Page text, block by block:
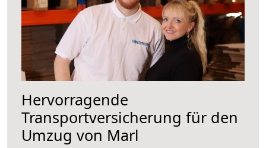
Hervorragende
Transportversicherung für den
Umzug von Marl